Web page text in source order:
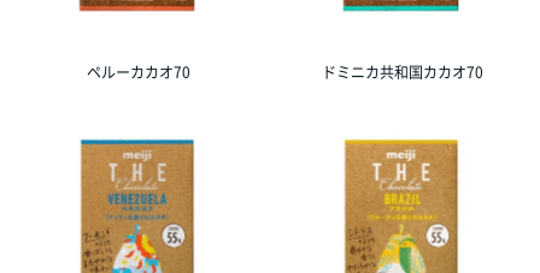
ペルーカカオ70 ドミニカ共和国カカオ70